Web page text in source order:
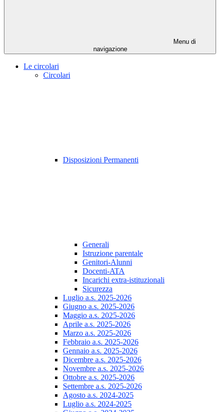
Menu di
navigazione
Le circolari
Circolari
Disposizioni Permanenti
Generali
Istruzione parentale
Genitori-Alunni
Docenti-ATA
Incarichi extra-istituzionali
Sicurezza
Luglio a.s. 2025-2026
Giugno a.s. 2025-2026
Maggio a.s. 2025-2026
Aprile a.s. 2025-2026
Marzo a.s. 2025-2026
Febbraio a.s. 2025-2026
Gennaio a.s. 2025-2026
Dicembre a.s. 2025-2026
Novembre a.s. 2025-2026
Ottobre a.s. 2025-2026
Settembre a.s. 2025-2026
Agosto a.s. 2024-2025
Luglio a.s. 2024-2025